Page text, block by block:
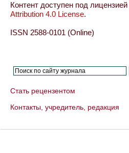
Контент доступен под лицензией
Attribution 4.0 License.
ISSN 2588-0101 (Online)
Стать рецензентом
Контакты, учредитель, редакция